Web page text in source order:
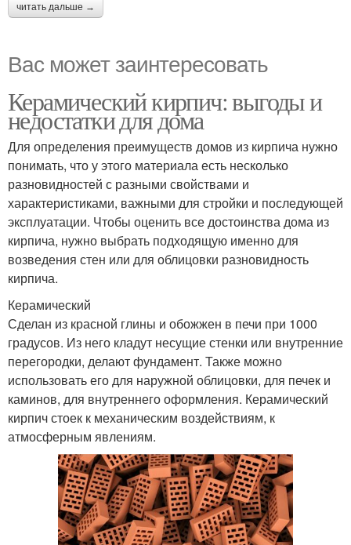
читать дальше →
Вас может заинтересовать
Керамический кирпич: выгоды и
недостатки для дома
Для определения преимуществ домов из кирпича нужно
понимать, что у этого материала есть несколько
разновидностей с разными свойствами и
характеристиками, важными для стройки и последующей
эксплуатации. Чтобы оценить все достоинства дома из
кирпича, нужно выбрать подходящую именно для
возведения стен или для облицовки разновидность
кирпича.
Керамический
Сделан из красной глины и обожжен в печи при 1000
градусов. Из него кладут несущие стенки или внутренние
перегородки, делают фундамент. Также можно
использовать его для наружной облицовки, для печек и
каминов, для внутреннего оформления. Керамический
кирпич стоек к механическим воздействиям, к
атмосферным явлениям.